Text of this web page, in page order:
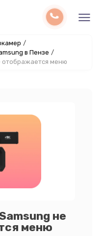
/
в Пензе /
отображается меню
не
меню